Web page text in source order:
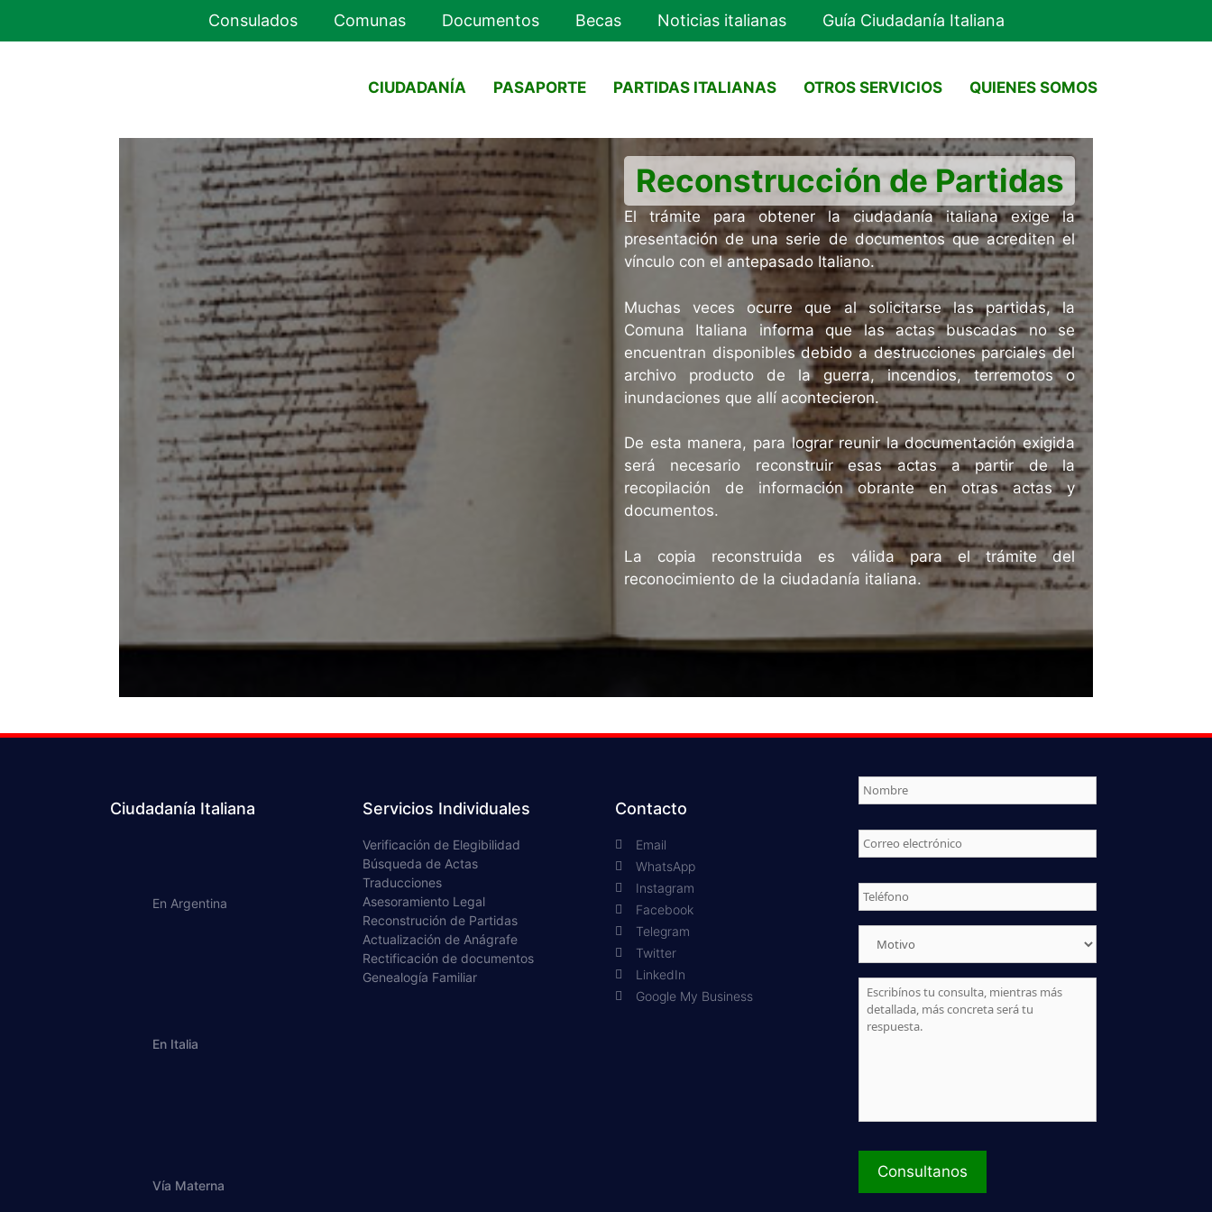
Consulados Comunas Documentos Becas Noticias italianas Guía Ciudadanía Italiana
CIUDADANÍA PASAPORTE PARTIDAS ITALIANAS OTROS SERVICIOS QUIENES SOMOS
Reconstrucción de Partidas
El trámite para obtener la ciudadanía italiana exige la
presentación de una serie de documentos que acrediten el
vínculo con el antepasado Italiano.
Muchas veces ocurre que al solicitarse las partidas, la
Comuna Italiana informa que las actas buscadas no se
encuentran disponibles debido a destrucciones parciales del
archivo producto de la guerra, incendios, terremotos o
inundaciones que allí acontecieron.
De esta manera, para lograr reunir la documentación exigida
será necesario reconstruir esas actas a partir de la
recopilación de información obrante en otras actas y
documentos.
La copia reconstruida es válida para el trámite del
reconocimiento de la ciudadanía italiana.
Ciudadanía Italiana
En Argentina
En Italia
Vía Materna
Servicios Individuales
Verificación de Elegibilidad​
Búsqueda de Actas​
Traducciones​
Asesoramiento Legal​
Reconstrución de Partidas​
Actualización de Anágrafe
Rectificación de documentos​
Genealogía Familiar​
Contacto
Email
WhatsApp
Instagram
Facebook
Telegram
Twitter
LinkedIn
Google My Business
Nombre *
Correo
electrónico *
Telefono *
Mensaje